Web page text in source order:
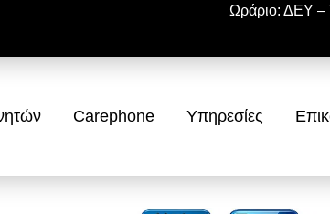
Ωράριο: ΔΕΥ
Carephone Υπηρεσίες